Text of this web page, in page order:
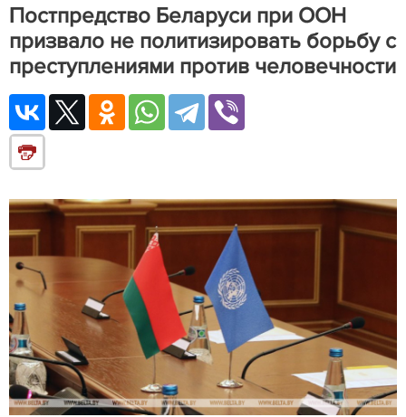
Постпредство Беларуси при ООН
призвало не политизировать борьбу с
преступлениями против человечности